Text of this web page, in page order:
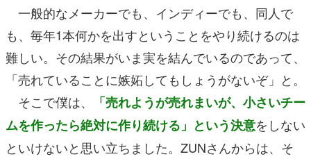
一般的なメーカーでも、インディーでも、同人で
も、毎年1本何かを出すということをやり続けるのは
難しい。その結果がいま実を結んでいるのであって、
「売れていることに嫉妬してもしょうがないぞ」と。
そこで僕は、
「売れようが売れまいが、小さいチー
ムを作ったら絶対に作り続ける」という決意をしない
といけないと思い立ちました。ZUNさんからは、そ